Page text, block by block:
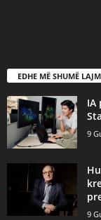
EDHE MË SHUMË
IA
9
9